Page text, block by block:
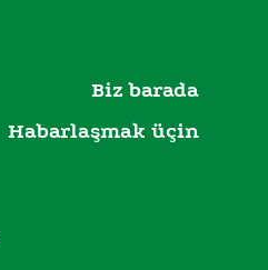
Biz barada
Habarlaşmak üçin